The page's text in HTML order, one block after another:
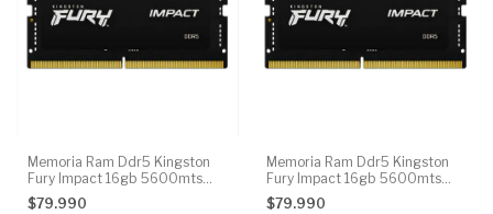
Memoria Ram Ddr5 Kingston
Fury Impact 16gb 5600mts
Sodimm
$79.990
Memoria Ram Ddr5 Kingston
Fury Impact 16gb 5600mts
Sodimm
$79.990